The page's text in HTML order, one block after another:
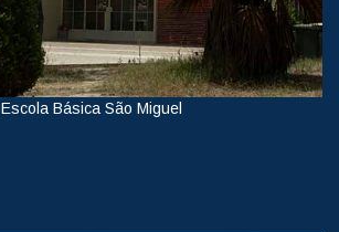
Escola Básica São Miguel